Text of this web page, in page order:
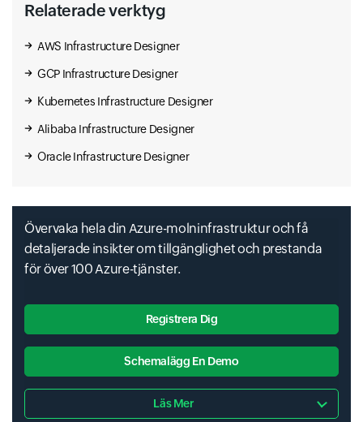
Cognitive Search Computer Vision
Face APIs
Relaterade verktyg
AWS Infrastructure Designer
GCP Infrastructure Designer
Kubernetes Infrastructure Designer
Alibaba Infrastructure Designer
Oracle Infrastructure Designer
Övervaka hela din Azure-molninfrastruktur och få
detaljerade insikter om tillgänglighet och prestanda
för över 100 Azure-tjänster.
Registrera Dig
Schemalägg En Demo
Läs Mer